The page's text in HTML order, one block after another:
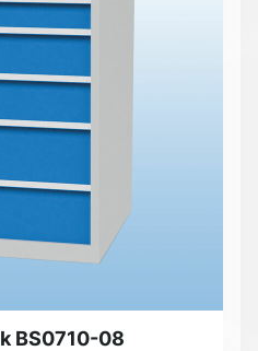
BS0710-08